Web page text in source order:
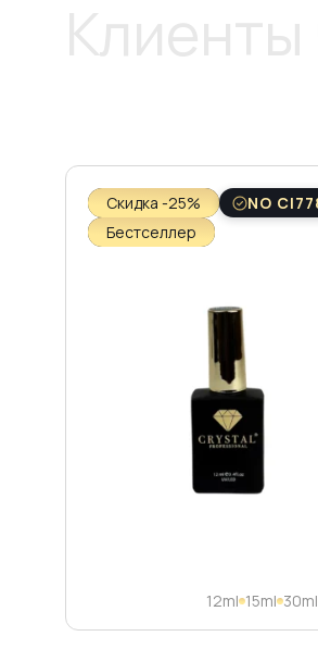
Скидка -25%
NO
Бестселлер
12ml 15ml 30ml